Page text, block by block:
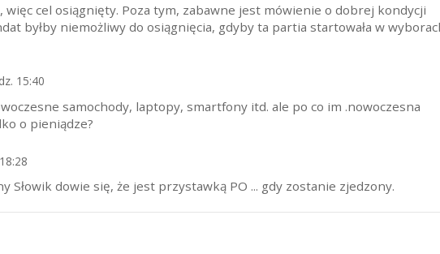
więc cel osiągnięty. Poza tym, zabawne jest mówienie o dobrej kondycji
byłby niemożliwy do osiągnięcia, gdyby ta partia startowała w
15:40
samochody, laptopy, smartfony itd. ale po co im .nowoczesna
o pieniądze?
Słowik dowie się, że jest przystawką PO ... gdy zostanie zjedzony.